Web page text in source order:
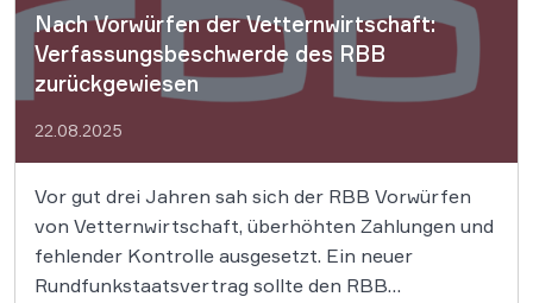
Nach Vorwürfen der Vetternwirtschaft:
Verfassungsbeschwerde des RBB
zurückgewiesen
22.08.2025
Vor gut drei Jahren sah sich der RBB Vorwürfen
von Vetternwirtschaft, überhöhten Zahlungen und
fehlender Kontrolle ausgesetzt. Ein neuer
Rundfunkstaatsvertrag sollte den RBB